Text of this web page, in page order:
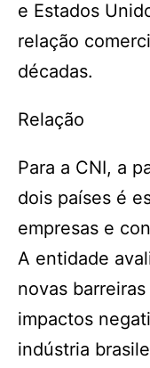
e Estados
relação
décadas.
Relação
Para a CNI, a
dois países é
empresas e
A entidade
novas
impactos
indústria